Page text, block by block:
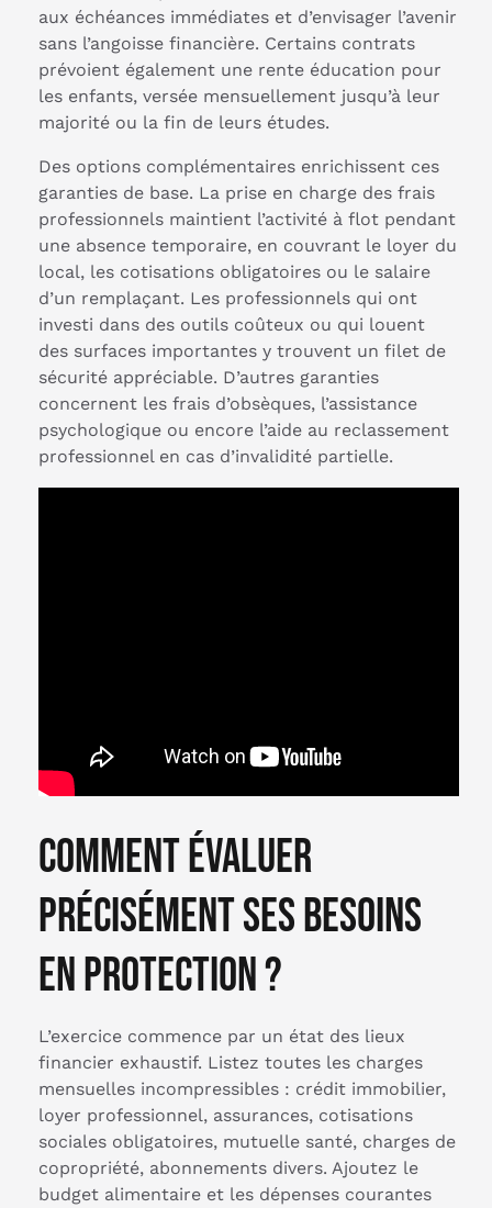
aux échéances immédiates et d’envisager l’avenir
sans l’angoisse financière. Certains contrats
prévoient également une rente éducation pour
les enfants, versée mensuellement jusqu’à leur
majorité ou la fin de leurs études.
Des options complémentaires enrichissent ces
garanties de base. La prise en charge des frais
professionnels maintient l’activité à flot pendant
une absence temporaire, en couvrant le loyer du
local, les cotisations obligatoires ou le salaire
d’un remplaçant. Les professionnels qui ont
investi dans des outils coûteux ou qui louent
des surfaces importantes y trouvent un filet de
sécurité appréciable. D’autres garanties
concernent les frais d’obsèques, l’assistance
psychologique ou encore l’aide au reclassement
professionnel en cas d’invalidité partielle.
Comment évaluer
précisément ses besoins
en protection ?
L’exercice commence par un état des lieux
financier exhaustif. Listez toutes les charges
mensuelles incompressibles : crédit immobilier,
loyer professionnel, assurances, cotisations
sociales obligatoires, mutuelle santé, charges de
copropriété, abonnements divers. Ajoutez le
budget alimentaire et les dépenses courantes